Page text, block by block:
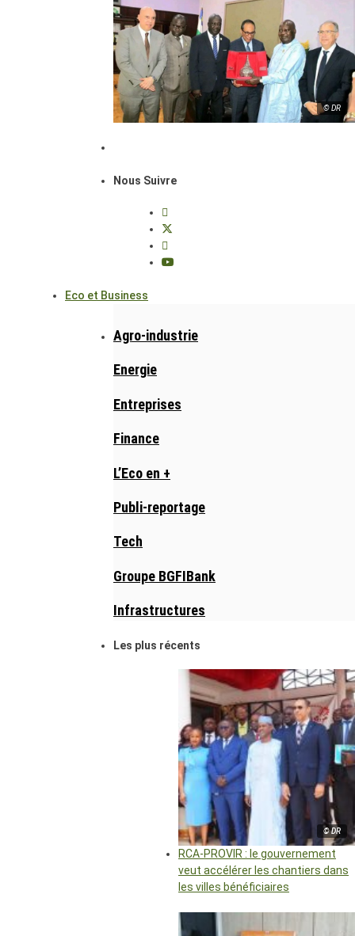
© DR
Nous Suivre
Eco et Business
Agro-industrie
Energie
Entreprises
Finance
L’Eco en +
Publi-reportage
Tech
Groupe BGFIBank
Infrastructures
Les plus récents
© DR
RCA-PROVIR : le gouvernement
veut accélérer les chantiers dans
les villes bénéficiaires